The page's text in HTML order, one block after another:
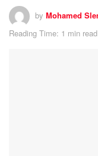
by Mohamed
Reading Time: 1 min read